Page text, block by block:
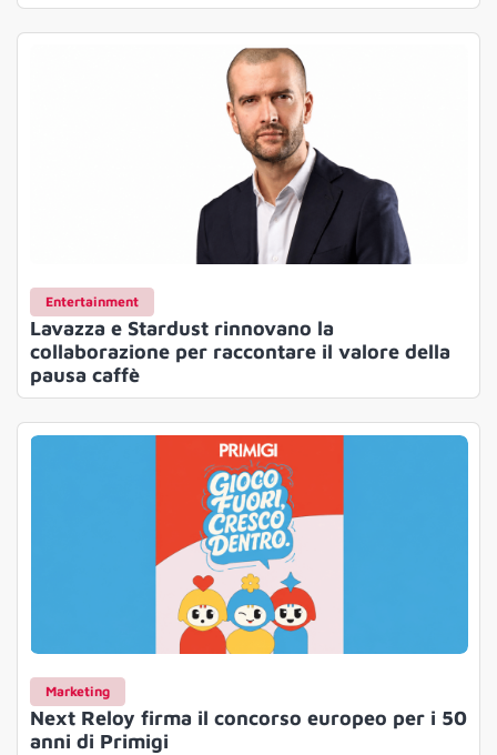
Entertainment
Lavazza e Stardust rinnovano la
collaborazione per raccontare il valore della
pausa caffè
Marketing
Next Reloy firma il concorso europeo per i 50
anni di Primigi